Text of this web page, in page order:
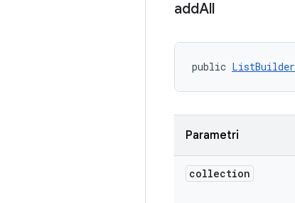
addAll
public ListBuilder
Parametri
collection